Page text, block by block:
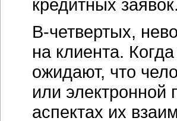
кредитных заявок.
В-четвертых,
на клиента.
ожидают, что
или электронной
аспектах их